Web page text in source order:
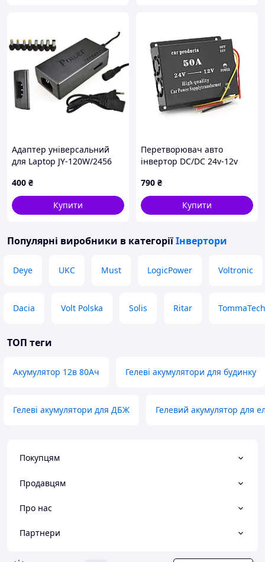
Адаптер універсальний
для Laptop JY-120W/2456
400 ₴
Купити
Перетворювач авто
інвертор DC/DC 24v-12v
790 ₴
Купити
Популярні виробники в категоріїІнвертори
Deye UKC Must LogicPower Voltronic
Dacia Volt Polska Solis Ritar TommaTech
ТОП теги
Акумулятор 12в 80Ач Гелеві акумулятори для будинку
Гелеві акумулятори для ДБЖ Гелевий акумулятор для
Покупцям
Продавцям
Про нас
Партнери